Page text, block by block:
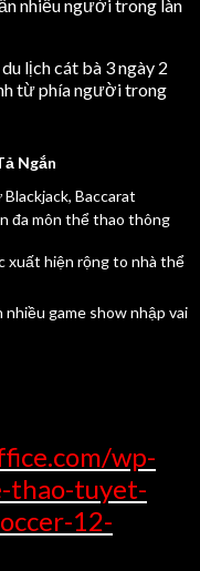
nhiều người trong làn
lịch cát bà 3 ngày 2
từ phía người trong
Ngắn
Baccarat
đa môn thể thao thông
xuất hiện rộng to nhà thể
nhiều game show nhập vai
wp-
thao-tuyet-
12-